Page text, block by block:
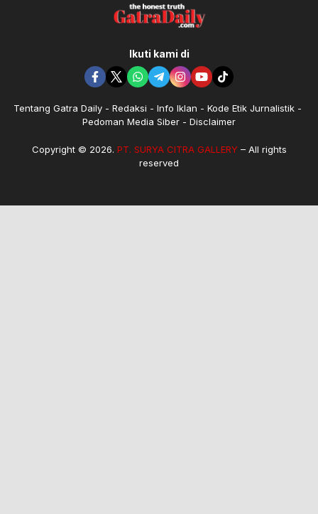
Ikuti kami di
Tentang Gatra Daily Redaksi Info Iklan
Kode Etik Jurnalistik
Pedoman Media Siber
Disclaimer
Copyright © 2026. PT. SURYA CITRA GALLERY– All rights
reserved